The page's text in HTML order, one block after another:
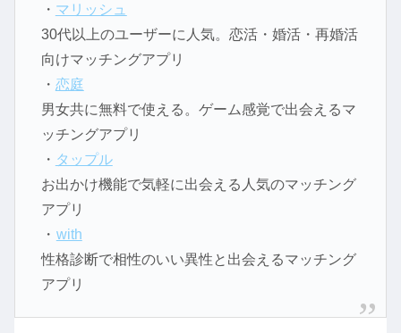
・ マリッシュ
30代以上のユーザーに人気。恋活・婚活・再婚活
向けマッチングアプリ
・ 恋庭
男女共に無料で使える。ゲーム感覚で出会えるマ
ッチングアプリ
・ タップル
お出かけ機能で気軽に出会える人気のマッチング
アプリ
・ with
性格診断で相性のいい異性と出会えるマッチング
アプリ